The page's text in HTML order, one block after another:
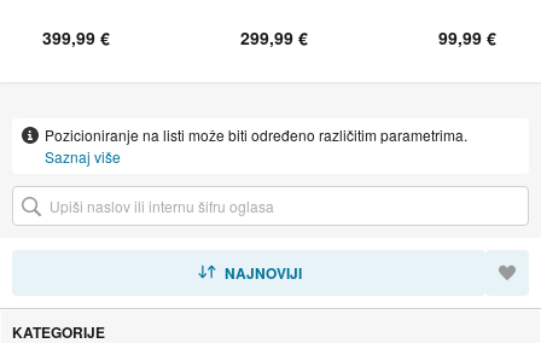
399,99 €
filter
299,99 € 99,99 €
Pozicioniranje na listi može biti određeno različitim parametrima.
Saznaj više
NAJNOVIJI
KATEGORIJE